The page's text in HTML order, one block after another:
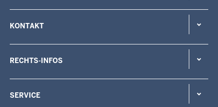
KONTAKT
RECHTS-INFOS
SERVICE